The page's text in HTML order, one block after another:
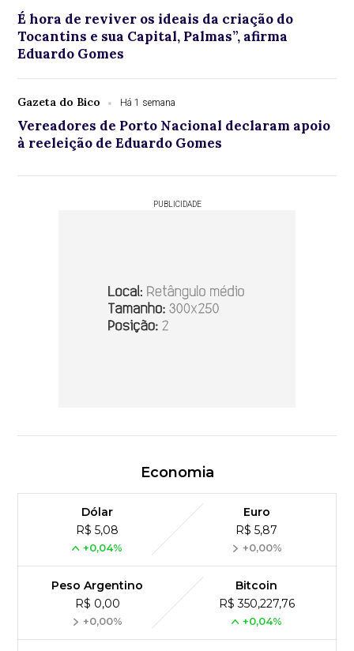
É hora de reviver os ideais da criação do
Tocantins e sua Capital, Palmas”, afirma
Eduardo Gomes
Gazeta do Bico Há 1 semana
Vereadores de Porto Nacional declaram apoio
à reeleição de Eduardo Gomes
PUBLICIDADE
Economia
Dólar
R$ 5,08
+0,04%
Euro
R$ 5,87
+0,00%
Peso Argentino
R$ 0,00
+0,00%
Bitcoin
R$ 350,227,76
+0,04%